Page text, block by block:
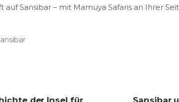
auf Sansibar – mit Mamuya Safaris an Ihrer
der Insel für
Sansibar